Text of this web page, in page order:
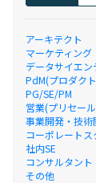
アーキテクト
マーケティング
データサイエ
PdM(プロダク
PG/SE/PM
営業(プリセー
事業開発・技術
コーポレートス
社内SE
コンサルタント
その他